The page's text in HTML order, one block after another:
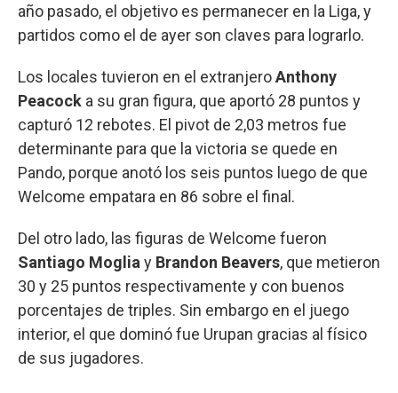
año pasado, el objetivo es permanecer en la Liga, y
partidos como el de ayer son claves para lograrlo.
Los locales tuvieron en el extranjeroAnthony
Peacock a su gran figura, que aportó 28 puntos y
capturó 12 rebotes. El pivot de 2,03 metros fue
determinante para que la victoria se quede en
Pando, porque anotó los seis puntos luego de que
Welcome empatara en 86 sobre el final.
Del otro lado, las figuras de Welcome fueron
Santiago Moglia y Brandon Beavers, que metieron
30 y 25 puntos respectivamente y con buenos
porcentajes de triples. Sin embargo en el juego
interior, el que dominó fue Urupan gracias al físico
de sus jugadores.